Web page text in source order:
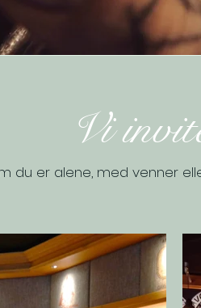
Vi
du er alene, med venner